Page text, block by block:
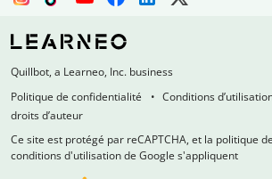
Quillbot, a Learneo, Inc. business
Politique de confidentialité
Conditions
droits d’auteur
Ce site est protégé par reCAPTCHA, et la politique
conditions d'utilisation de Google s'appliquent